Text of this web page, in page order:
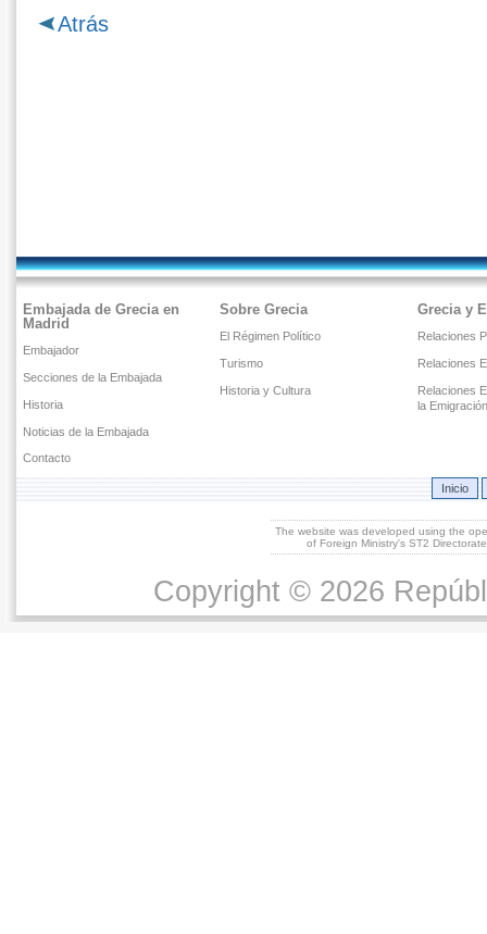
Atrás
Embajada de Grecia en
Madrid
Embajador
Secciones de la Embajada
Historia
Noticias de la Embajada
Contacto
Sobre Grecia
El Régimen Político
Turismo
Historia y Cultura
Grecia y
Relaciones
Relaciones
Relaciones
la
Inicio
The website was developed using the
of Foreign Ministry's ST2
Copyright © 2026